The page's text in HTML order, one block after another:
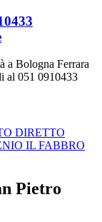
a Bologna Ferrara
al 051 0910433
DIRETTO
IL FABBRO
Pietro